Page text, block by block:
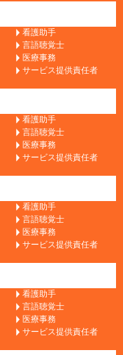
看護助手
言語聴覚士
医療事務
サービス提供責任者
看護助手
言語聴覚士
医療事務
サービス提供責任者
看護助手
言語聴覚士
医療事務
サービス提供責任者
看護助手
言語聴覚士
医療事務
サービス提供責任者